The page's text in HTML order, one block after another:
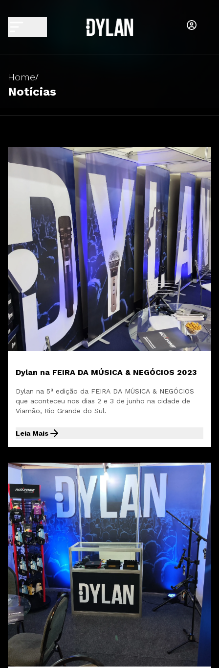
Home/
Notícias
Dylan na FEIRA DA MÚSICA & NEGÓCIOS 2023
Dylan na 5ª edição da FEIRA DA MÚSICA & NEGÓCIOS
que aconteceu nos dias 2 e 3 de junho na cidade de
Viamão, Rio Grande do Sul.
Leia Mais